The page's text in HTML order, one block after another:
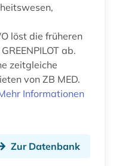
löst die früheren
ab.
zeitgleiche
von ZB MED.
Informationen
Zur Datenbank